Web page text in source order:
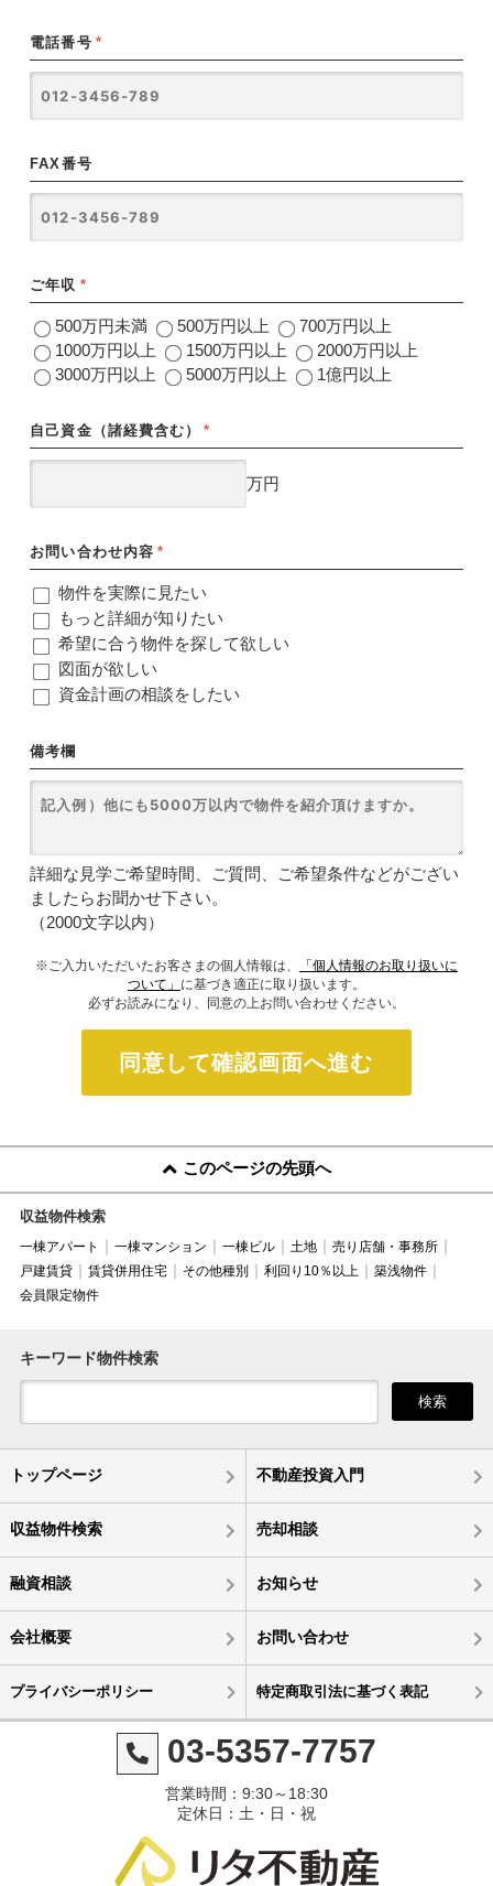
電話番号 *
FAX番号
ご年収 *
500万円未満 500万円以上
700万円以上
1000万円以上
1500万円以上
2000万円以上
3000万円以上
5000万円以上 1億円以上
自己資金（諸経費含む） *
万円
お問い合わせ内容 *
物件を実際に見たい
もっと詳細が知りたい
希望に合う物件を探して欲しい
図面が欲しい
資金計画の相談をしたい
備考欄
詳細な見学ご希望時間、ご質問、ご希望条件などがござい
ましたらお聞かせ下さい。
（2000文字以内）
※ご入力いただいたお客さまの個人情報は、
「個人情報のお取り扱いに
ついて」 に基づき適正に取り扱います。
必ずお読みになり、同意の上お問い合わせください。
同意して確認画面へ進む
このページの先頭へ
収益物件検索
一棟アパート 一棟マンション 一棟ビル 土地
売り店舗・事務所
戸建賃貸
賃貸併用住宅 その他種別 利回り10％以上
築浅物件
会員限定物件
キーワード物件検索
検索
トップページ 不動産投資入門
収益物件検索 売却相談
融資相談 お知らせ
会社概要 お問い合わせ
プライバシーポリシー 特定商取引法に基づく表記
03-5357-7757
営業時間：9:30～18:30
定休日：土・日・祝